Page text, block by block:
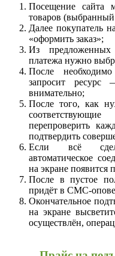
Посещение сайта
товаров (выбранный
Далее покупатель
«оформить заказ»;
Из предложенных
платежа нужно
После
запросит
внимательно;
После того, как
перепроверить
подтвердить
Если всё
автоматическое
на экране появится
После в пустое
придёт в СМС-
Окончательное
на экране
осуществлён,